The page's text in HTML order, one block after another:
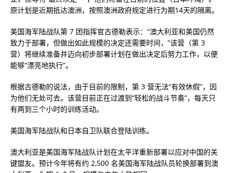
原计划是近期抵达澳洲，按照澳洲政府规定进行为期14天的隔离。
美国海军陆战队第 7 团指挥官古德勒表示：“澳大利亚和美国仍然
致力于部署，但做出如此规模的决定还需要时间，”该营（第 3
营）将继续准备并迈向初步部署计划在做出决定后努力工作，以便
能够“漂亮地执行”。
根据古德勒的说法，由于目前的限制，第 3 营无法“有效休假”，因
为他们无处可去。该营目前正在过渡到“轻松的战斗节奏”，每天只
有两到三个小时的训练活动。
美国海军陆战队和日本自卫队联合登陆训练。
澳大利亚是美国海军陆战队计划在太平洋重新部署以应对中国的关
键盟友。预计今年将有约 2,500 名美国海军陆战队员轮换部署到澳